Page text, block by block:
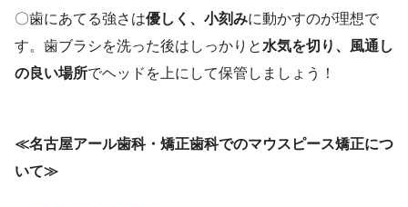
〇歯にあてる強さは優しく、小刻みに動かすのが理想で
す。歯ブラシを洗った後はしっかりと 水気を切り、風通し
の良い場所でヘッドを上にして保管しましょう！
≪名古屋アール歯科・矯正歯科でのマウスピース矯正につ
いて≫